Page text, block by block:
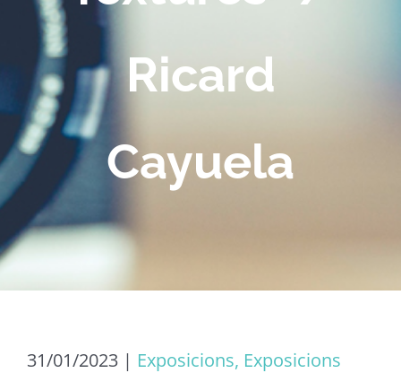
Ricard
Cayuela
31/01/2023 | Exposicions, Exposicions